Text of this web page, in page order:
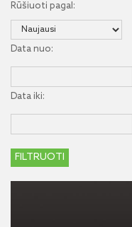
Rūšiuoti pagal:
Data nuo:
Data iki: